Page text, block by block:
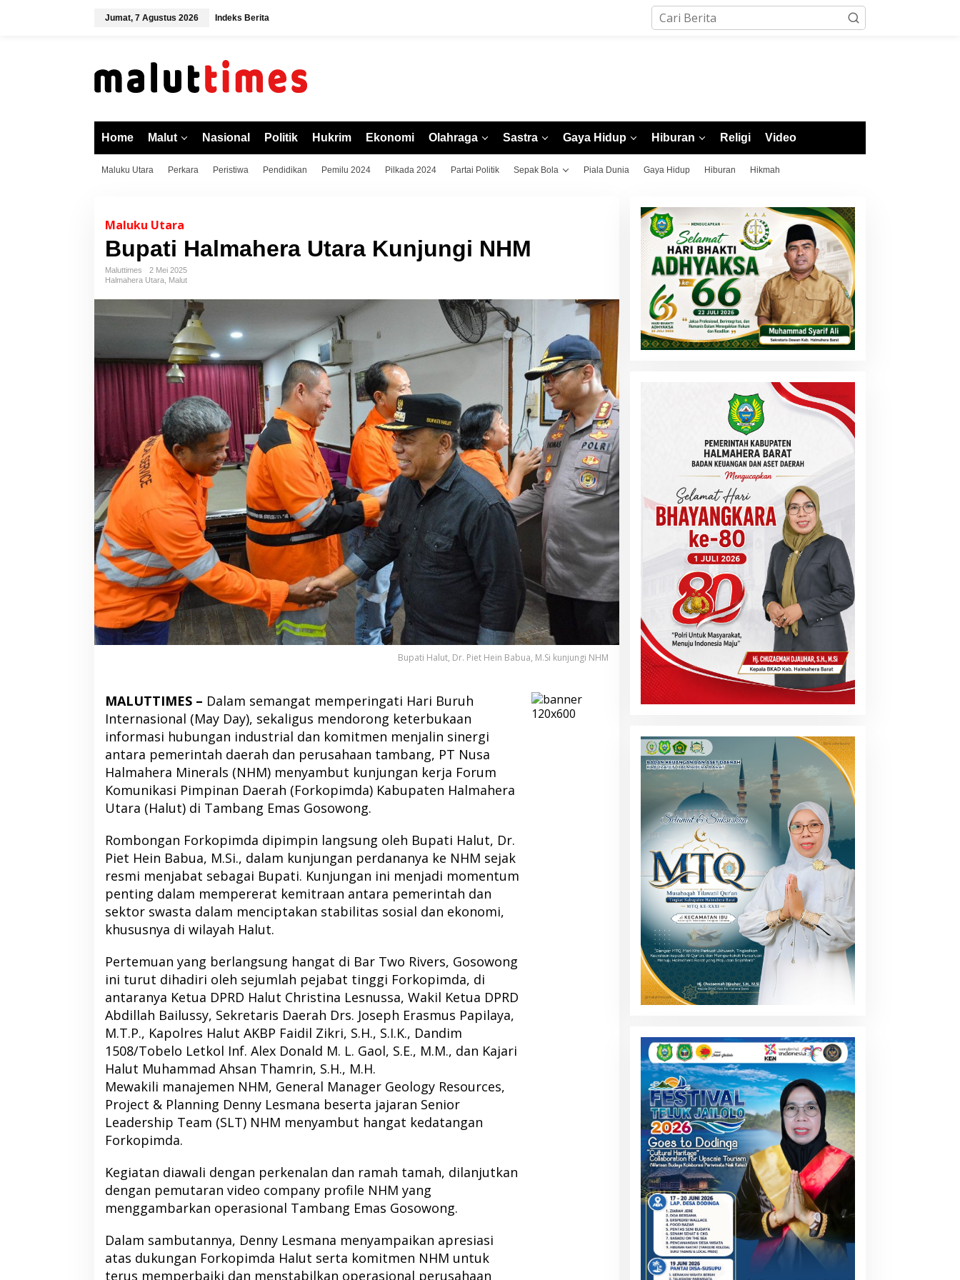
Jumat, 7 Agustus 2026 Indeks Berita
Home Malut Nasional Politik Hukrim Ekonomi Olahraga Sastra Gaya Hidup Hiburan Religi Video
Maluku Utara Perkara Peristiwa Pendidikan Pemilu 2024 Pilkada 2024 Partai Politik Sepak Bola Piala Dunia Gaya Hidup Hiburan Hikmah
Maluku Utara
Bupati Halmahera Utara Kunjungi NHM
Maluttimes
2 Mei 2025
Halmahera Utara Malut
Bupati Halut, Dr. Piet Hein Babua, M.Si kunjungi NHM
MALUTTIMES – Dalam semangat memperingati Hari Buruh
Internasional (May Day), sekaligus mendorong keterbukaan
informasi hubungan industrial dan komitmen menjalin sinergi
antara pemerintah daerah dan perusahaan tambang, PT Nusa
Halmahera Minerals (NHM) menyambut kunjungan kerja Forum
Komunikasi Pimpinan Daerah (Forkopimda) Kabupaten Halmahera
Utara (Halut) di Tambang Emas Gosowong.
Rombongan Forkopimda dipimpin langsung oleh Bupati Halut, Dr.
Piet Hein Babua, M.Si., dalam kunjungan perdananya ke NHM sejak
resmi menjabat sebagai Bupati. Kunjungan ini menjadi momentum
penting dalam mempererat kemitraan antara pemerintah dan
sektor swasta dalam menciptakan stabilitas sosial dan ekonomi,
khususnya di wilayah Halut.
Pertemuan yang berlangsung hangat di Bar Two Rivers, Gosowong
ini turut dihadiri oleh sejumlah pejabat tinggi Forkopimda, di
antaranya Ketua DPRD Halut Christina Lesnussa, Wakil Ketua DPRD
Abdillah Bailussy, Sekretaris Daerah Drs. Joseph Erasmus Papilaya,
M.T.P., Kapolres Halut AKBP Faidil Zikri, S.H., S.I.K., Dandim
1508/Tobelo Letkol Inf. Alex Donald M. L. Gaol, S.E., M.M., dan Kajari
Halut Muhammad Ahsan Thamrin, S.H., M.H.
Mewakili manajemen NHM, General Manager Geology Resources,
Project & Planning Denny Lesmana beserta jajaran Senior
Leadership Team (SLT) NHM menyambut hangat kedatangan
Forkopimda.
Kegiatan diawali dengan perkenalan dan ramah tamah, dilanjutkan
dengan pemutaran video company profile NHM yang
menggambarkan operasional Tambang Emas Gosowong.
Dalam sambutannya, Denny Lesmana menyampaikan apresiasi
atas dukungan Forkopimda Halut serta komitmen NHM untuk
terus memperbaiki dan menstabilkan operasional perusahaan